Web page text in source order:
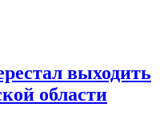
выходить
области